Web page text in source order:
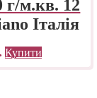
г/м.кв. 12
Італія
Купити